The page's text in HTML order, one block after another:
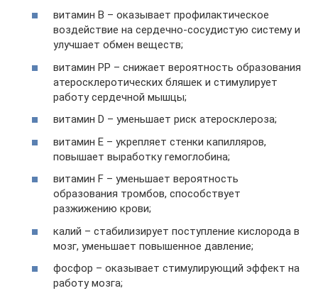
витамин В – оказывает профилактическое
воздействие на сердечно-сосудистую систему и
улучшает обмен веществ;
витамин РР – снижает вероятность образования
атеросклеротических бляшек и стимулирует
работу сердечной мышцы;
витамин D – уменьшает риск атеросклероза;
витамин E – укрепляет стенки капилляров,
повышает выработку гемоглобина;
витамин F – уменьшает вероятность
образования тромбов, способствует
разжижению крови;
калий – стабилизирует поступление кислорода в
мозг, уменьшает повышенное давление;
фосфор – оказывает стимулирующий эффект на
работу мозга;